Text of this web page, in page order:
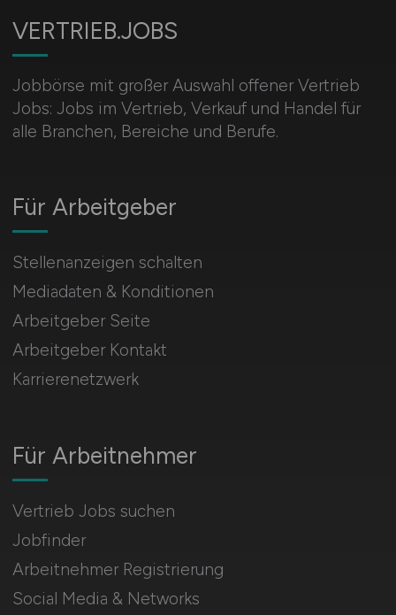
VERTRIEB.JOBS
Jobbörse mit großer Auswahl offener Vertrieb
Jobs: Jobs im Vertrieb, Verkauf und Handel für
alle Branchen, Bereiche und Berufe.
Für Arbeitnehmer
Vertrieb Jobs suchen
Jobfinder
Arbeitnehmer Registrierung
Social Media & Networks
Für Arbeitgeber
Stellenanzeigen schalten
Mediadaten & Konditionen
Arbeitgeber Seite
Arbeitgeber Kontakt
Karrierenetzwerk